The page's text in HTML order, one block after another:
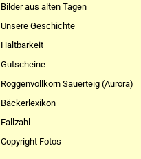
Bilder aus alten Tagen
Unsere Geschichte
Haltbarkeit
Gutscheine
Roggenvollkorn Sauerteig (Aurora)
Bäckerlexikon
Fallzahl
Copyright Fotos